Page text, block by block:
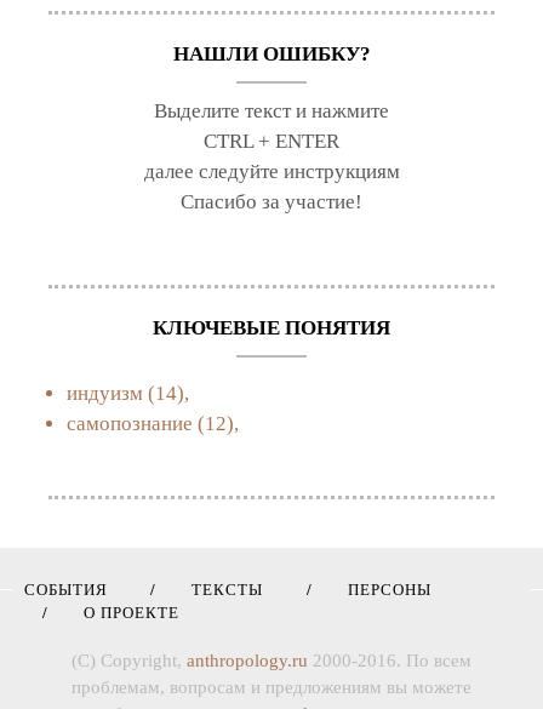
НАШЛИ ОШИБКУ?
Выделите текст и нажмите
CTRL + ENTER
далее следуйте инструкциям
Спасибо за участие!
КЛЮЧЕВЫЕ ПОНЯТИЯ
индуизм (14),
самопознание (12),
СОБЫТИЯ ТЕКСТЫ
ПЕРСОНЫ
О ПРОЕКТЕ
(C) Copyright, anthropology.ru 2000-2016. По всем
проблемам, вопросам и предложениям вы можете